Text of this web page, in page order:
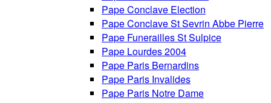
Pape Conclave Election
Pape Conclave St Sevrin Abbe Pierre
Pape Funerailles St Sulpice
Pape Lourdes 2004
Pape Paris Bernardins
Pape Paris Invalides
Pape Paris Notre Dame